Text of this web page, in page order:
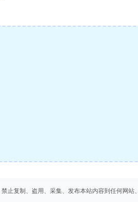
止复制、盗用、采集、发布本站内容到任何网站